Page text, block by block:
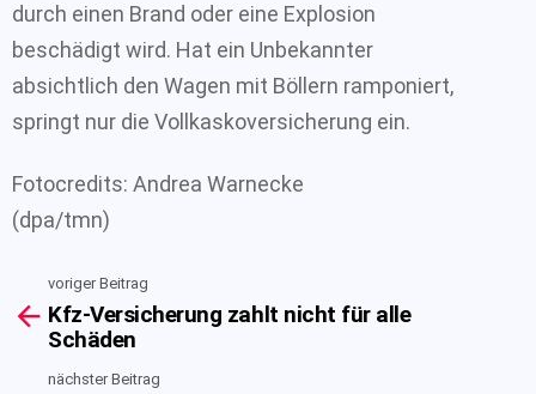
durch einen Brand oder eine Explosion
beschädigt wird. Hat ein Unbekannter
absichtlich den Wagen mit Böllern ramponiert,
springt nur die Vollkaskoversicherung ein.
Fotocredits: Andrea Warnecke
(dpa/tmn)
more
voriger Beitrag
Kfz-Versicherung zahlt nicht für alle
Schäden
nächster Beitrag